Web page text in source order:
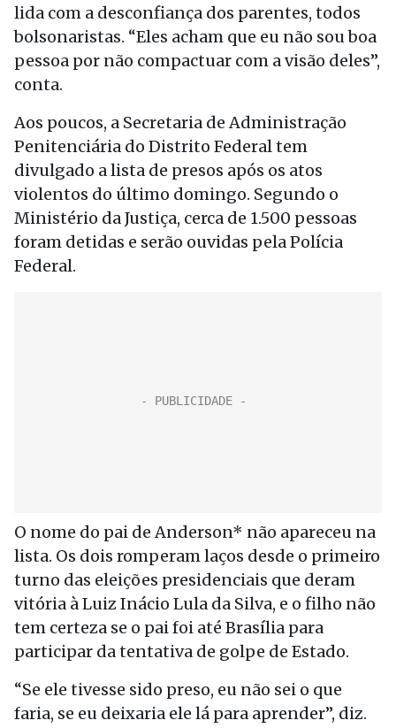
lida com a desconfiança dos parentes, todos
bolsonaristas. “Eles acham que eu não sou boa
pessoa por não compactuar com a visão deles”,
conta.
Aos poucos, a Secretaria de Administração
Penitenciária do Distrito Federal tem
divulgado a lista de presos após os atos
violentos do último domingo. Segundo o
Ministério da Justiça, cerca de 1.500 pessoas
foram detidas e serão ouvidas pela Polícia
Federal.
O nome do pai de Anderson* não apareceu na
lista. Os dois romperam laços desde o primeiro
turno das eleições presidenciais que deram
vitória à Luiz Inácio Lula da Silva, e o filho não
tem certeza se o pai foi até Brasília para
participar da tentativa de golpe de Estado.
“Se ele tivesse sido preso, eu não sei o que
faria, se eu deixaria ele lá para aprender”, diz.